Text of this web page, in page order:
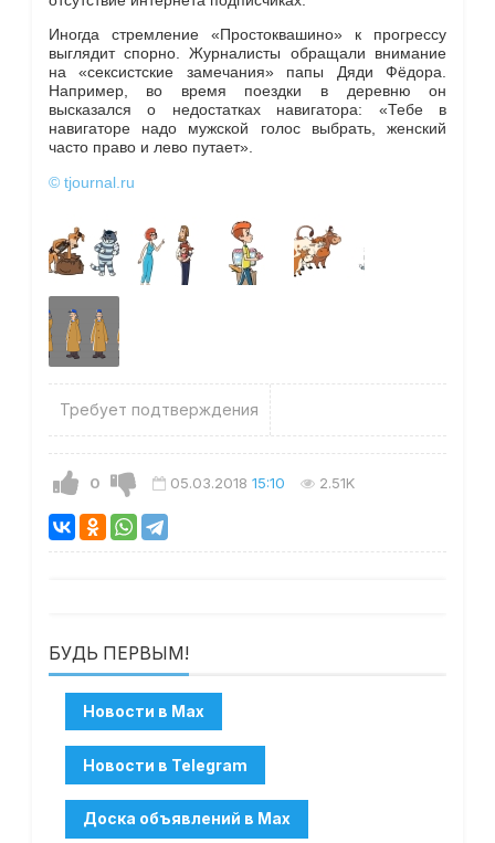
Иногда стремление «Простоквашино» к прогрессу
выглядит спорно. Журналисты обращали внимание
на «сексистские замечания» папы Дяди Фёдора.
Например, во время поездки в деревню он
высказался о недостатках навигатора: «Тебе в
навигаторе надо мужской голос выбрать, женский
часто право и лево путает».
© tjournal.ru
Требует подтверждения
0 05.03.2018 15:10 2.51K
БУДЬ ПЕРВЫМ!